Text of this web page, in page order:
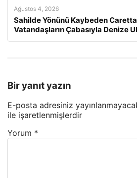
Ağustos 4, 2026
Sahilde Yönünü Kaybeden
Vatandaşların Çabasıyla Denize
Bir yanıt yazın
E-posta adresiniz
ile işaretlenmişlerdir
Yorum *